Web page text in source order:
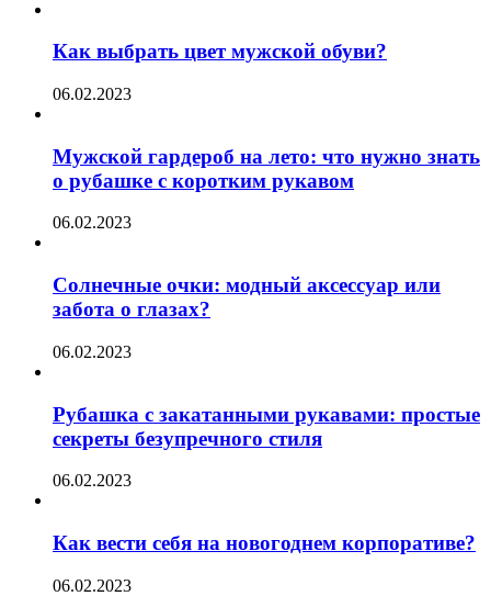
Как выбрать цвет мужской обуви?
06.02.2023
Мужской гардероб на лето: что нужно знать
о рубашке с коротким рукавом
06.02.2023
Солнечные очки: модный аксессуар или
забота о глазах?
06.02.2023
Рубашка с закатанными рукавами: простые
секреты безупречного стиля
06.02.2023
Как вести себя на новогоднем корпоративе?
06.02.2023